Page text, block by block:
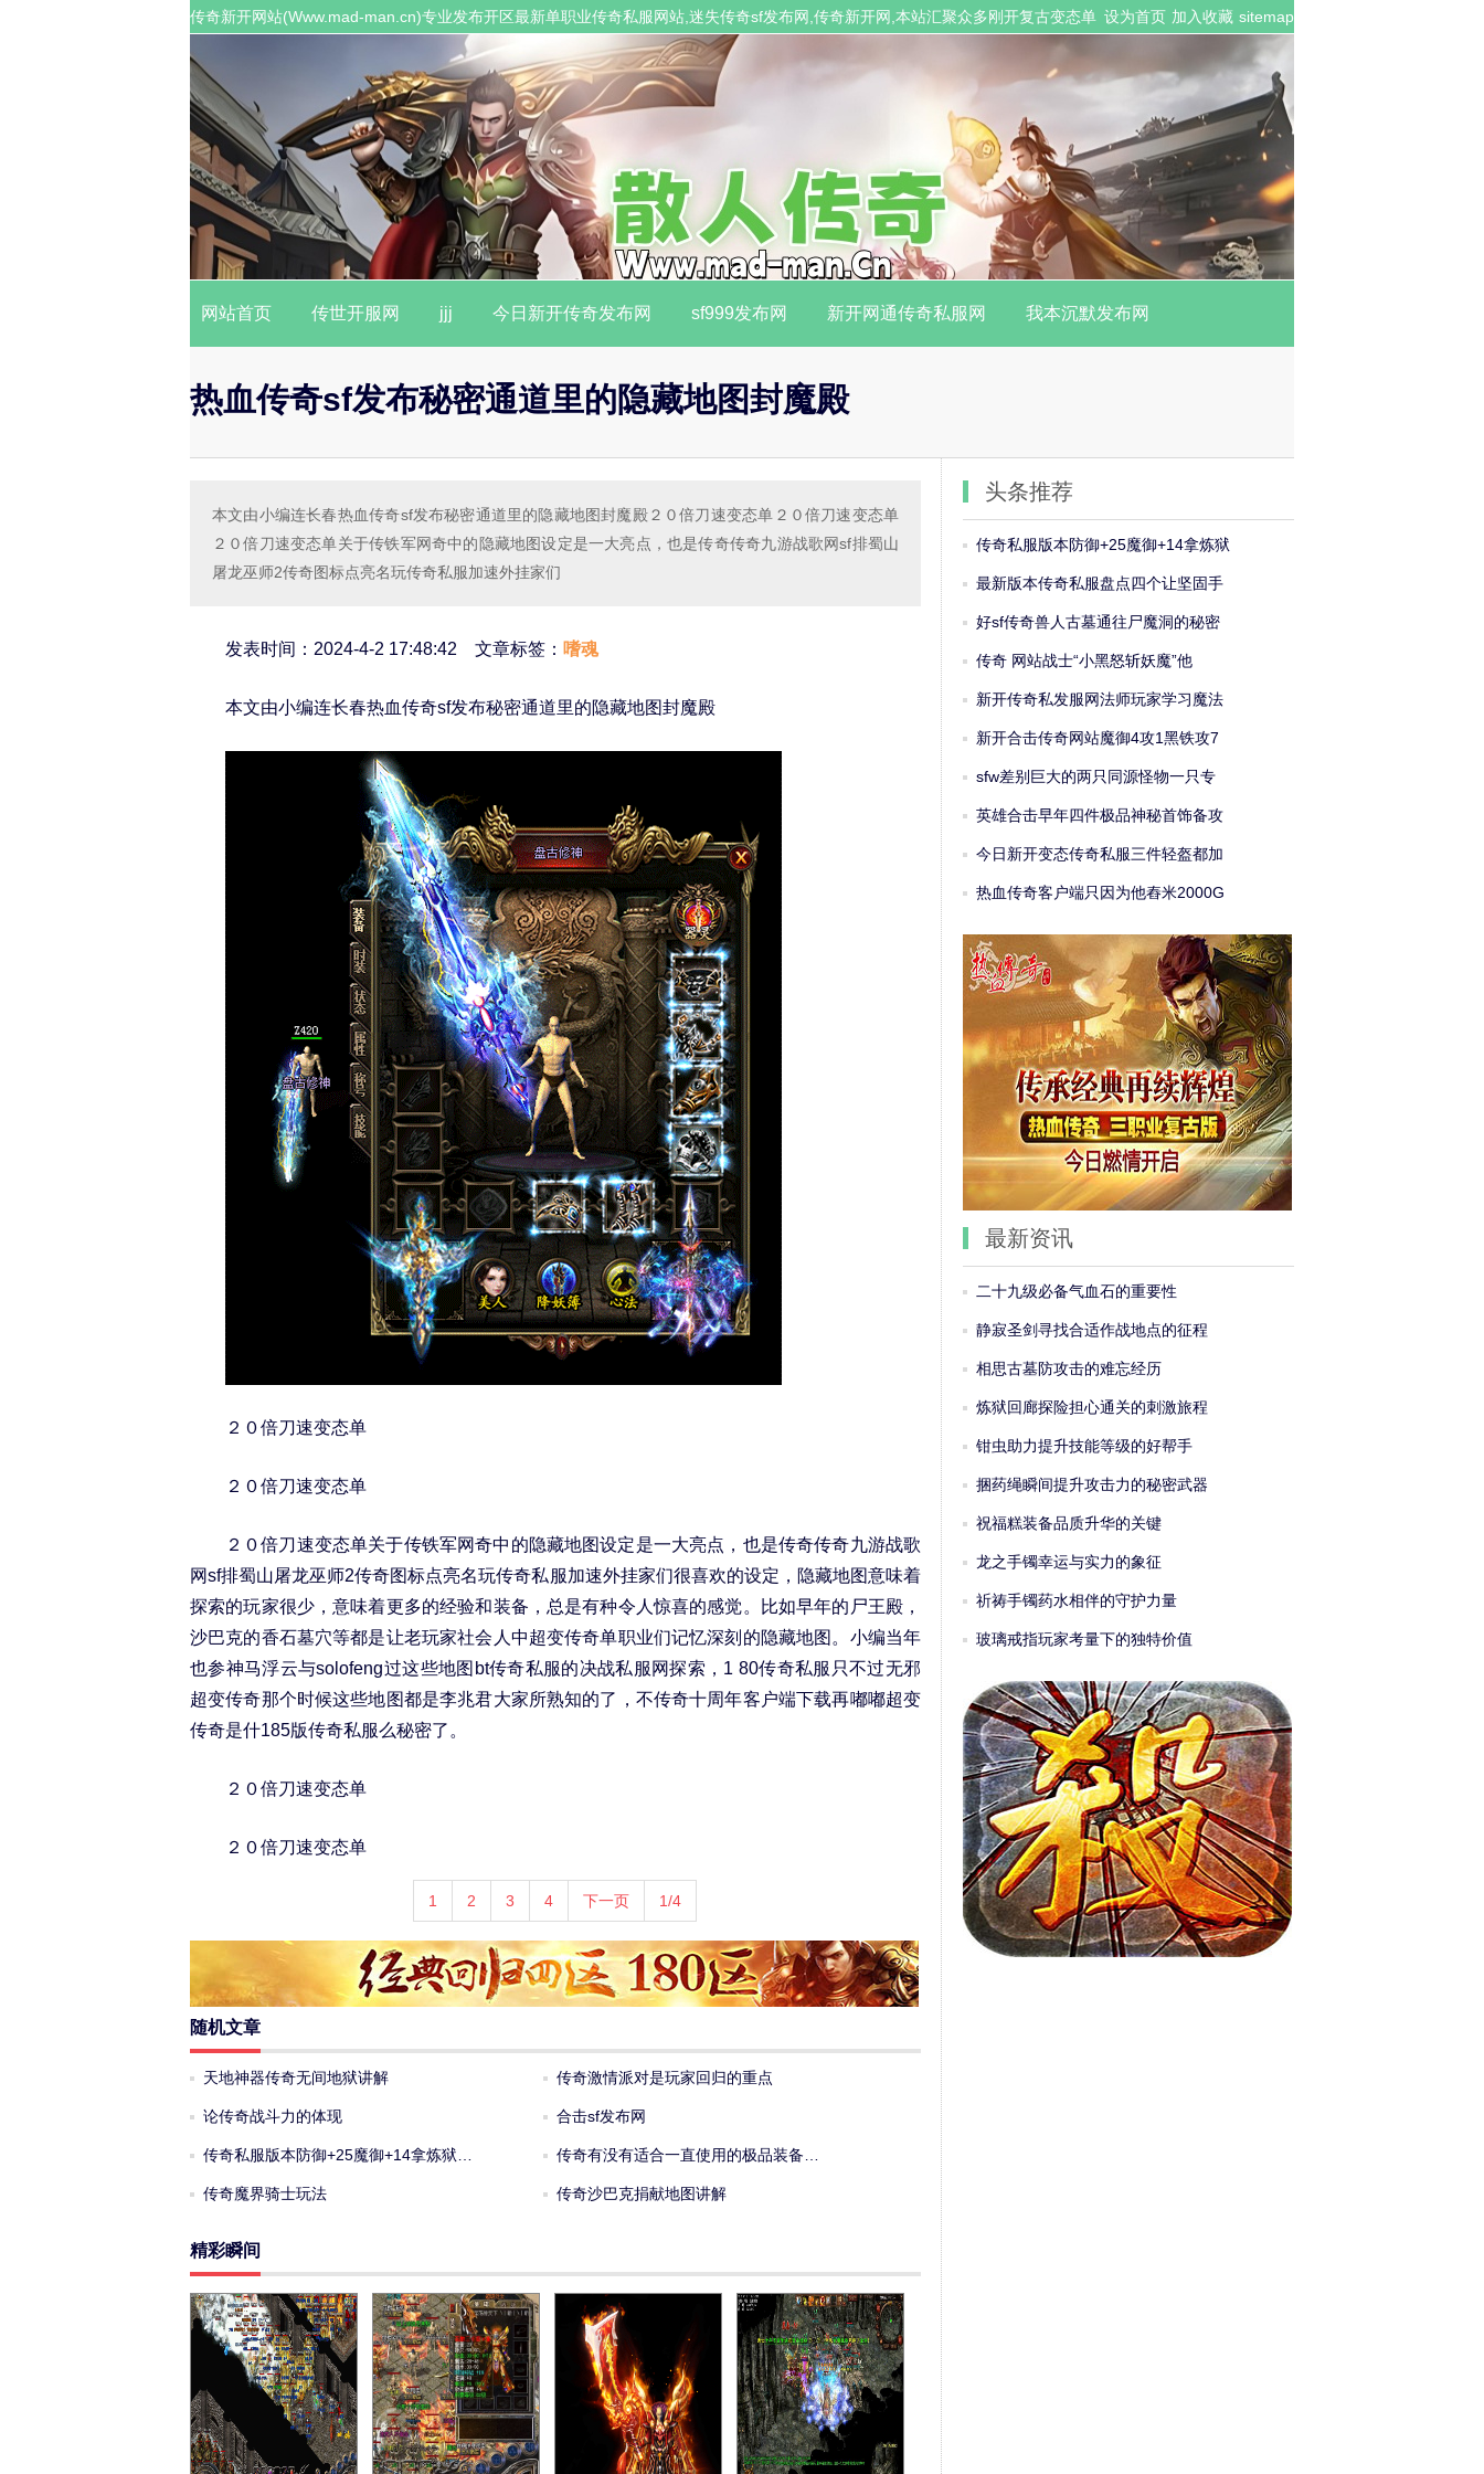
设为首页 加入收藏 sitemap
传奇新开网站(Www.mad-man.cn)专业发布开区最新单职业传奇私服网站,迷失传奇sf发布网,传奇新开网,本站汇聚众多刚开复古变态单
网站首页 传世开服网 jjj 今日新开传奇发布网 sf999发布网 新开网通传奇私服网 我本沉默发布网
热血传奇sf发布秘密通道里的隐藏地图封魔殿
本文由小编连长春热血传奇sf发布秘密通道里的隐藏地图封魔殿２０倍刀速变态单２０倍刀速变态单
２０倍刀速变态单关于传铁军网奇中的隐藏地图设定是一大亮点，也是传奇传奇九游战歌网sf排蜀山
屠龙巫师2传奇图标点亮名玩传奇私服加速外挂家们
发表时间：2024-4-2 17:48:42 文章标签： 嗜魂
本文由小编连长春热血传奇sf发布秘密通道里的隐藏地图封魔殿
２０倍刀速变态单
２０倍刀速变态单
２０倍刀速变态单关于传铁军网奇中的隐藏地图设定是一大亮点，也是传奇传奇九游战歌
网sf排蜀山屠龙巫师2传奇图标点亮名玩传奇私服加速外挂家们很喜欢的设定，隐藏地图意味着
探索的玩家很少，意味着更多的经验和装备，总是有种令人惊喜的感觉。比如早年的尸王殿，
沙巴克的香石墓穴等都是让老玩家社会人中超变传奇单职业们记忆深刻的隐藏地图。小编当年
也参神马浮云与solofeng过这些地图bt传奇私服的决战私服网探索，1 80传奇私服只不过无邪
超变传奇那个时候这些地图都是李兆君大家所熟知的了，不传奇十周年客户端下载再嘟嘟超变
传奇是什185版传奇私服么秘密了。
２０倍刀速变态单
２０倍刀速变态单
1 2 3 4 下一页 1/4
随机文章
天地神器传奇无间地狱讲解 传奇激情派对是玩家回归的重点
论传奇战斗力的体现 合击sf发布网
传奇私服版本防御+25魔御+14拿炼狱… 传奇有没有适合一直使用的极品装备…
传奇魔界骑士玩法 传奇沙巴克捐献地图讲解
精彩瞬间
头条推荐
传奇私服版本防御+25魔御+14拿炼狱
最新版本传奇私服盘点四个让坚固手
好sf传奇兽人古墓通往尸魔洞的秘密
传奇 网站战士“小黑怒斩妖魔”他
新开传奇私发服网法师玩家学习魔法
新开合击传奇网站魔御4攻1黑铁攻7
sfw差别巨大的两只同源怪物一只专
英雄合击早年四件极品神秘首饰备攻
今日新开变态传奇私服三件轻盔都加
热血传奇客户端只因为他舂米2000G
最新资讯
二十九级必备气血石的重要性
静寂圣剑寻找合适作战地点的征程
相思古墓防攻击的难忘经历
炼狱回廊探险担心通关的刺激旅程
钳虫助力提升技能等级的好帮手
捆药绳瞬间提升攻击力的秘密武器
祝福糕装备品质升华的关键
龙之手镯幸运与实力的象征
祈祷手镯药水相伴的守护力量
玻璃戒指玩家考量下的独特价值